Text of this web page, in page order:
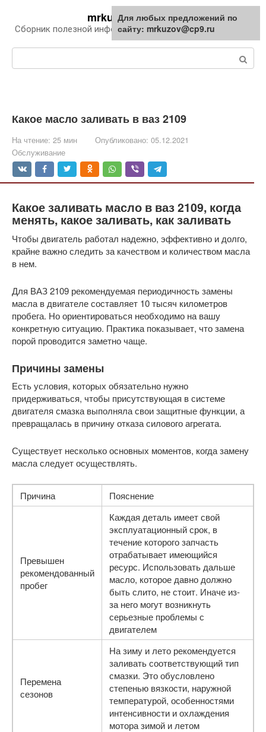
контенту
mrkuzov.ru
Сборник полезной информации про автомобили
Какое масло заливать в ваз 2109
На чтение: 25 мин Опубликовано: 05.12.2021
Обслуживание
Какое заливать масло в ваз 2109, когда
менять, какое заливать, как заливать
Чтобы двигатель работал надежно, эффективно и долго,
крайне важно следить за качеством и количеством масла
в нем.
Для ВАЗ 2109 рекомендуемая периодичность замены
масла в двигателе составляет 10 тысяч километров
пробега. Но ориентироваться необходимо на вашу
конкретную ситуацию. Практика показывает, что замена
порой проводится заметно чаще.
Причины замены
Есть условия, которых обязательно нужно
придерживаться, чтобы присутствующая в системе
двигателя смазка выполняла свои защитные функции, а
превращалась в причину отказа силового агрегата.
Существует несколько основных моментов, когда замену
масла следует осуществлять.
Причина Пояснение
Превышен
рекомендованный
пробег
Каждая деталь имеет свой
эксплуатационный срок, в
течение которого запчасть
отрабатывает имеющийся
ресурс. Использовать дальше
масло, которое давно должно
быть слито, не стоит. Иначе из-
за него могут возникнуть
серьезные проблемы с
двигателем
Перемена
сезонов
На зиму и лето рекомендуется
заливать соответствующий тип
смазки. Это обусловлено
степенью вязкости, наружной
температурой, особенностями
интенсивности и охлаждения
мотора зимой и летом
Для любых предложений по
сайту: mrkuzov@cp9.ru
Для любых предложений по
сайту: mrkuzov@cp9.ru